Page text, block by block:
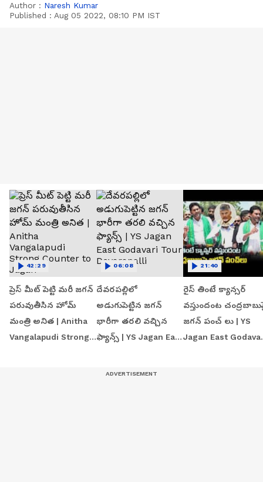
Author : Naresh Kumar
Published : Aug 05 2022, 08:10 PM IST
ప్రెస్ మీట్ పెట్టి మరీ జగన్
పరువుతీసిన హోమ్
మంత్రి అనిత | Anitha
Vangalapudi Strong
42:29
దేవరపల్లిలో
అడుగుపెట్టిన జగన్
భారీగా తరలి వచ్చిన
ఫ్యాన్స్ | YS Jagan East
06:08
రైస్ తింటే క్యాన్సర్
వస్తుందంట
జగన్ పంచ్ లు | YS
Jagan East
21:40